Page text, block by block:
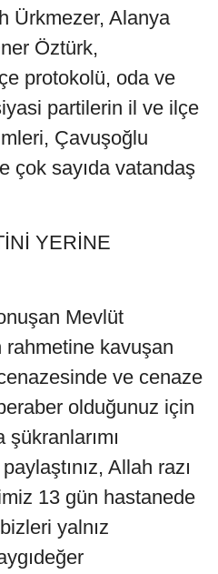
Ürkmezer, Alanya
Öztürk,
protokolü, oda ve
partilerin il ve ilçe
Çavuşoğlu
çok sayıda vatandaş
YERİNE
Mevlüt
rahmetine kavuşan
ve cenaze
olduğunuz için
Allah razı
13 gün hastanede
yalnız